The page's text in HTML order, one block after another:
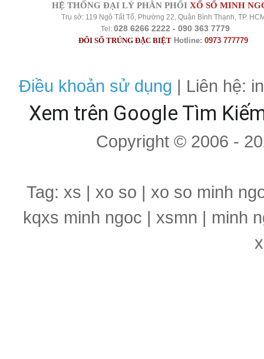
HỆ THỐNG ĐẠI LÝ PHÂN PHỐI XỔ SỐ MINH
Trụ sở: 119 Ngô Tất Tố, Phường 22, Quận Bình Thạnh, TP.
Tel: 028 6266 2222 - 090 363 7779
ĐỔI SỐ TRÚNG ĐẶC BIỆT Hotline: 0973 777779
Điều khoản sử dụng | Liên hệ:
Xem trên Google Tìm
Copyright © 2006 -
Tag: xs | xo so | xo so minh
kqxs minh ngoc | xsmn | minh